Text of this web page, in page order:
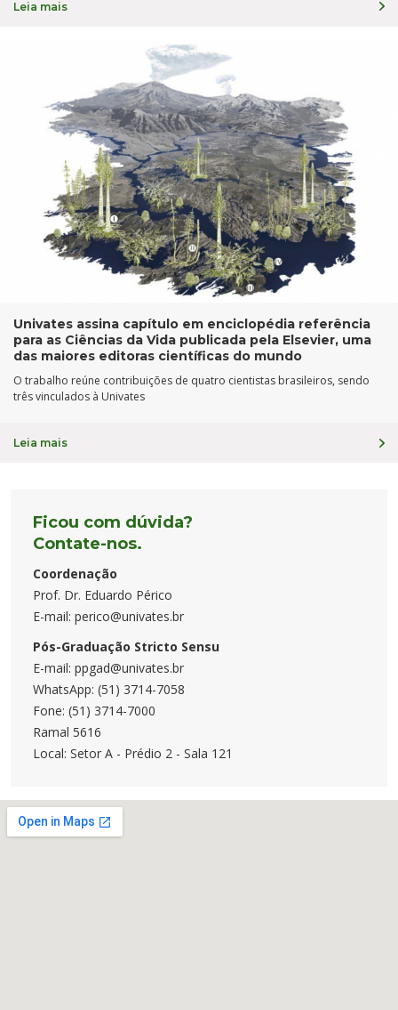
Leia mais
Univates assina capítulo em enciclopédia referência
para as Ciências da Vida publicada pela Elsevier, uma
das maiores editoras científicas do mundo
O trabalho reúne contribuições de quatro cientistas brasileiros, sendo
três vinculados à Univates
Leia mais
Ficou com dúvida?
Contate-nos.
Coordenação
Prof. Dr. Eduardo Périco
E-mail: perico@univates.br
Pós-Graduação Stricto Sensu
E-mail: ppgad@univates.br
WhatsApp: (51) 3714-7058
Fone: (51) 3714-7000
Ramal 5616
Local: Setor A - Prédio 2 - Sala 121